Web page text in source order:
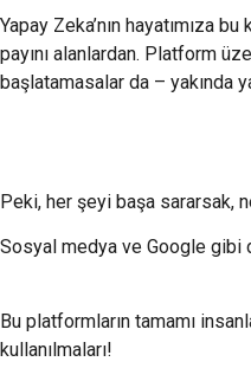
Yapay Zeka’nın hayatımıza
payını alanlardan. Platform
başlatamasalar da – yakında
Peki, her şeyi başa sararsak,
Sosyal medya ve Google gibi
Bu platformların tamamı
kullanılmaları!